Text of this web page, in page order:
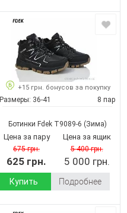
+15 грн. бонусов за покупку
Размеры: 36-41 8 пар
Ботинки Fdek T9089-6 (Зима)
Цена за пару
675 грн.
625 грн.
Цена за ящик
5 400 грн.
5 000 грн.
Купить Подробнее